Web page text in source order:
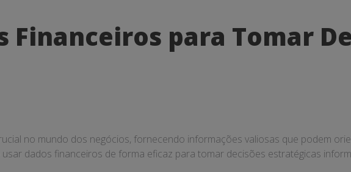
Financeiros para Tomar
no mundo dos negócios, fornecendo informações valiosas que podem
dados financeiros de forma eficaz para tomar decisões estratégicas